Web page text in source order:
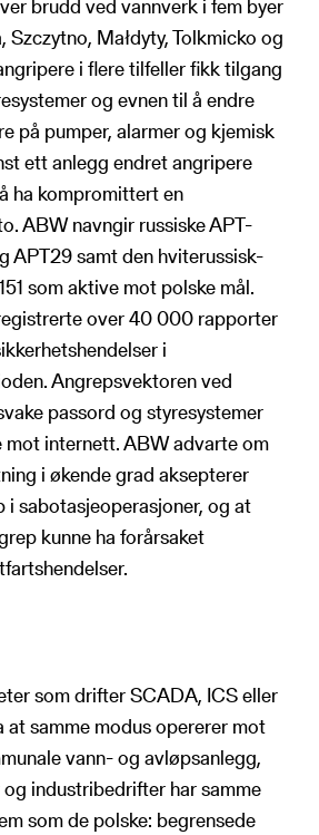
brudd ved vannverk i fem byer
Szczytno, Małdyty, Tolkmicko og
i flere tilfeller fikk tilgang
og evnen til å endre
på pumper, alarmer og kjemisk
ett anlegg endret angripere
ha kompromittert en
ABW navngir russiske APT-
APT29 samt den hviterussisk-
som aktive mot polske mål.
over 40 000 rapporter
i
Angrepsvektoren ved
passord og styresystemer
internett. ABW advarte om
i økende grad aksepterer
i sabotasjeoperasjoner, og at
kunne ha forårsaket
som drifter SCADA, ICS eller
at samme modus opererer mot
vann- og avløpsanlegg,
industribedrifter har samme
som de polske: begrensede